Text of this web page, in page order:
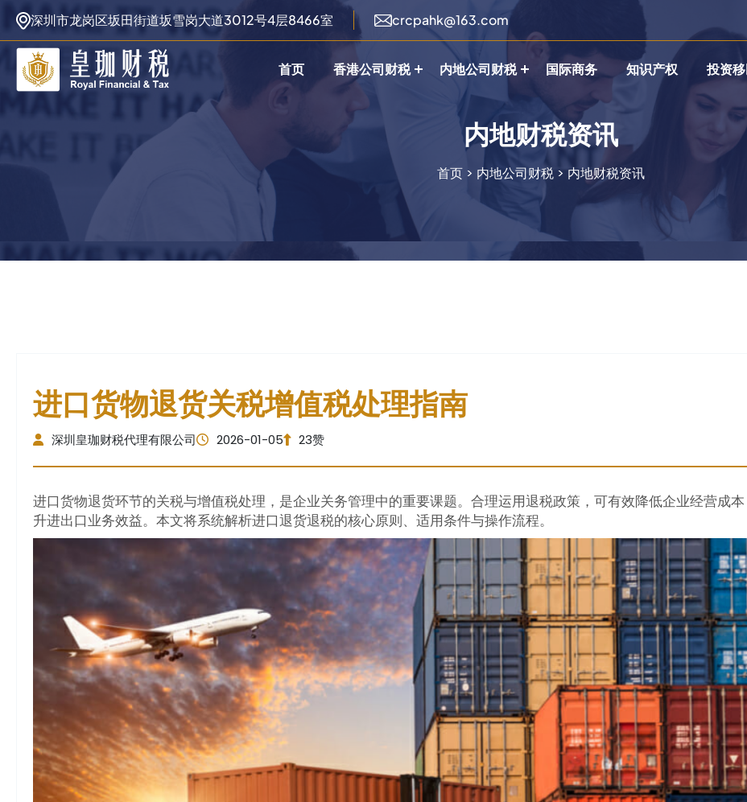
深圳市龙岗区坂田街道坂雪岗大道3012号4层8466室 crcpahk@163.com
首页 香港公司财税 内地公司财税 国际商务 知识产权 投资
内地财税资讯
首页 > 内地公司财税 >内地财税资讯
进口货物退货关税增值税处理指南
深圳皇珈财税代理有限公司 2026-01-05 23赞
进口货物退货环节的关税与增值税处理，是企业关务管理中的重要课题。合理运用退税政策，可有效降低企业经营成
升进出口业务效益。本文将系统解析进口退货退税的核心原则、适用条件与操作流程。